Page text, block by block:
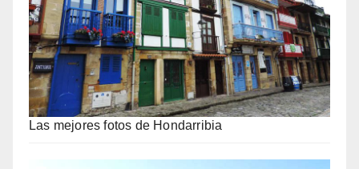
Las mejores fotos de Hondarribia